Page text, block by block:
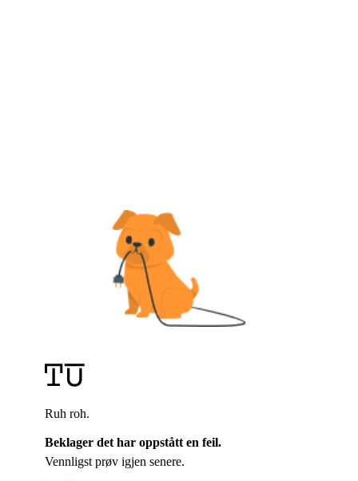
Ruh roh.
Beklager det har oppstått en feil.
Vennligst prøv igjen senere.